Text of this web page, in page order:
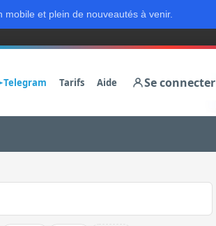
mobile et plein de nouveautés à venir.
Telegram Tarifs Aide Se connecter